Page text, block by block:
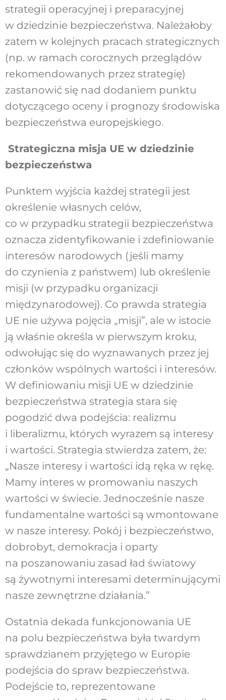
strategii operacyjnej i preparacyjnej
w dziedzinie bezpieczeństwa. Należałoby
zatem w kolejnych pracach strategicznych
(np. w ramach corocznych przeglądów
rekomendowanych przez strategię)
zastanowić się nad dodaniem punktu
dotyczącego oceny i prognozy środowiska
bezpieczeństwa europejskiego.
Strategiczna misja UE w dziedzinie
bezpieczeństwa
Punktem wyjścia każdej strategii jest
określenie własnych celów,
co w przypadku strategii bezpieczeństwa
oznacza zidentyfikowanie i zdefiniowanie
interesów narodowych (jeśli mamy
do czynienia z państwem) lub określenie
misji (w przypadku organizacji
międzynarodowej). Co prawda strategia
UE nie używa pojęcia „misji”, ale w istocie
ją właśnie określa w pierwszym kroku,
odwołując się do wyznawanych przez jej
członków wspólnych wartości i interesów.
W definiowaniu misji UE w dziedzinie
bezpieczeństwa strategia stara się
pogodzić dwa podejścia: realizmu
i liberalizmu, których wyrazem są interesy
i wartości. Strategia stwierdza zatem, że:
„Nasze interesy i wartości idą ręka w rękę.
Mamy interes w promowaniu naszych
wartości w świecie. Jednocześnie nasze
fundamentalne wartości są wmontowane
w nasze interesy. Pokój i bezpieczeństwo,
dobrobyt, demokracja i oparty
na poszanowaniu zasad ład światowy
są żywotnymi interesami determinującymi
nasze zewnętrzne działania.”
Ostatnia dekada funkcjonowania UE
na polu bezpieczeństwa była twardym
sprawdzianem przyjętego w Europie
podejścia do spraw bezpieczeństwa.
Podejście to, reprezentowane